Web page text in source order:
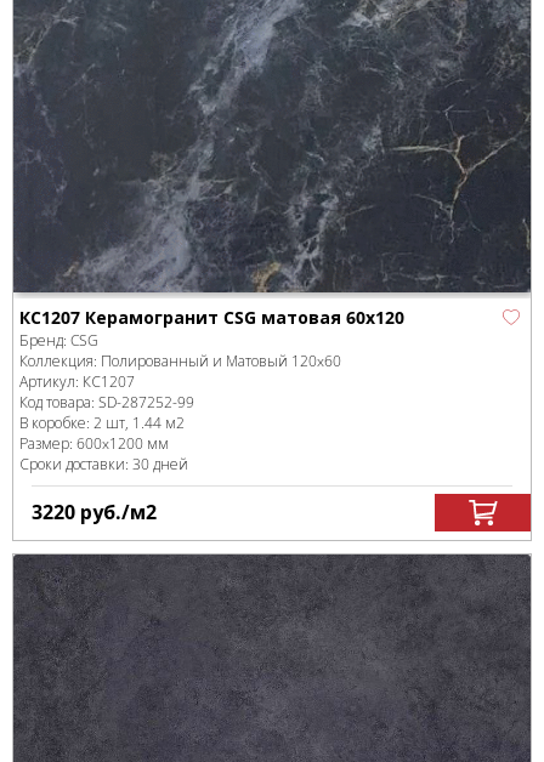
КС1207 Керамогранит CSG матовая 60x120
Бренд: CSG
Коллекция: Полированный и Матовый 120x60
Артикул: КС1207
Код товара: SD-287252-99
В коробке: 2 шт, 1.44 м2
Размер: 600x1200 мм
Сроки доставки: 30 дней
3220 руб./м2